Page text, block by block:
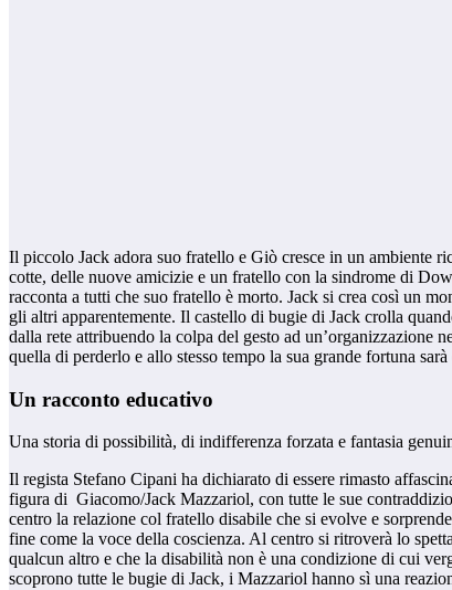
Il piccolo Jack adora suo fratello e Giò cresce in un ambiente
cotte, delle nuove amicizie e un fratello con la sindrome di
racconta a tutti che suo fratello è morto. Jack si crea così un
gli altri apparentemente. Il castello di bugie di Jack crolla
dalla rete attribuendo la colpa del gesto ad un’organizzazione
quella di perderlo e allo stesso tempo la sua grande fortuna
Un racconto educativo
Una storia di possibilità, di indifferenza forzata e fantasia
Il regista Stefano Cipani ha dichiarato di essere rimasto
figura di Giacomo/Jack Mazzariol, con tutte le sue
centro la relazione col fratello disabile che si evolve e
fine come la voce della coscienza. Al centro si ritroverà lo
qualcun altro e che la disabilità non è una condizione di cui
scoprono tutte le bugie di Jack, i Mazzariol hanno sì una